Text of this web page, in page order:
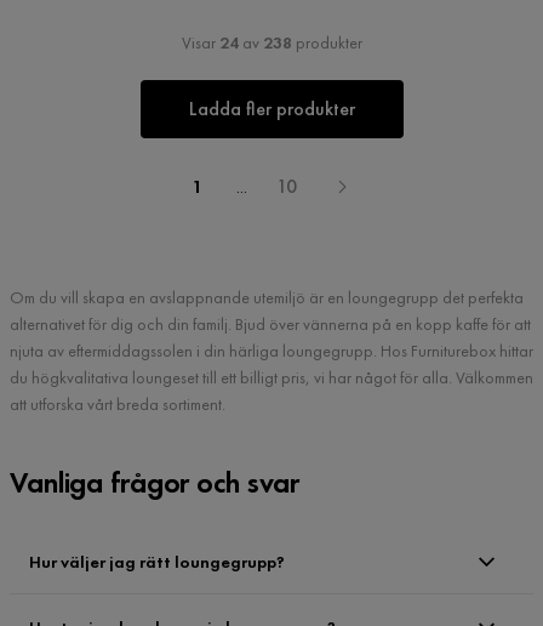
Visar 24av 238 produkter
Ladda fler produkter
1 ... 10
Om du vill skapa en avslappnande utemiljö är en loungegrupp det perfekta
alternativet för dig och din familj. Bjud över vännerna på en kopp kaffe för att
njuta av eftermiddagssolen i din härliga loungegrupp. Hos Furniturebox hittar
du högkvalitativa loungeset till ett billigt pris, vi har något för alla. Välkommen
att utforska vårt breda sortiment.
Vanliga frågor och svar
Hur väljer jag rätt loungegrupp?